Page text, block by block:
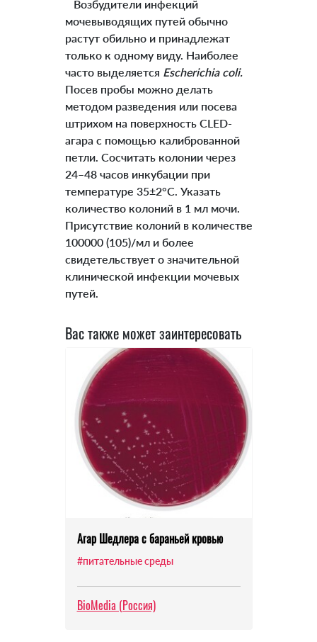
Возбудители инфекций
мочевыводящих путей обычно
растут обильно и принадлежат
только к одному виду. Наиболее
часто выделяется Escherichia coli.
Посев пробы можно делать
методом разведения или посева
штрихом на поверхность CLED-
агара с помощью калиброванной
петли. Сосчитать колонии через
24–48 часов инкубации при
температуре 35±2°C. Указать
количество колоний в 1 мл мочи.
Присутствие колоний в количестве
100000 (105)/мл и более
свидетельствует о значительной
клинической инфекции мочевых
путей.
Вас также может заинтересовать
Агар Шедлера с бараньей кровью
#питательные среды
BioMedia (Россия)